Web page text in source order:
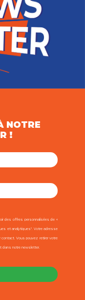
NOTRE
!
des offres personnalisées de «
et analytiques". Votre adresse
Vous pouvez retirer votre
dans notre newsletter.